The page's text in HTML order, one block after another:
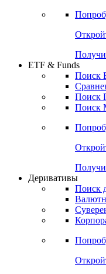
ETF & Funds
Поиск
Поиск
Поиск
Деривативы
Поиск